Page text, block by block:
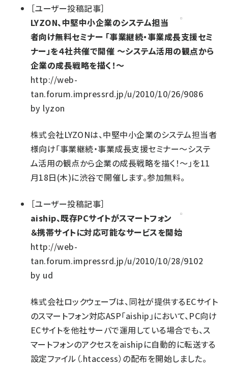
［ユーザー投稿記事］
LYZON、中堅中小企業のシステム担当
者向け無料セミナー 「事業継続・事業成長支援セミ
ナー」を４社共催で開催 ～システム活用の観点から
企業の成長戦略を描く！～
http://web-
tan.forum.impressrd.jp/u/2010/10/26/9086
by lyzon
株式会社LYZONは、中堅中小企業のシステム担当者
様向け「事業継続・事業成長支援セミナー～システ
ム活用の観点から企業の成長戦略を描く！～」を11
月18日(木)に渋谷で開催します。参加無料。
［ユーザー投稿記事］
aiship、既存PCサイトがスマートフォン
＆携帯サイトに対応可能なサービスを開始
http://web-
tan.forum.impressrd.jp/u/2010/10/28/9102
by ud
株式会社ロックウェーブは、同社が提供するECサイト
のスマートフォン対応ASP「aiship」において、PC向け
ECサイトを他社サーバで運用している場合でも、ス
マートフォンのアクセスをaishipに自動的に転送する
設定ファイル（.htaccess）の配布を開始しました。